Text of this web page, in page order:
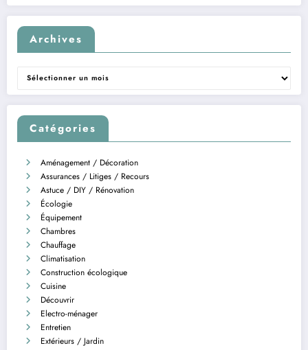
Archives
Archives
Catégories
Aménagement / Décoration
Assurances / Litiges / Recours
Astuce / DIY / Rénovation
Écologie
Équipement
Chambres
Chauffage
Climatisation
Construction écologique
Cuisine
Découvrir
Electro-ménager
Entretien
Extérieurs / Jardin